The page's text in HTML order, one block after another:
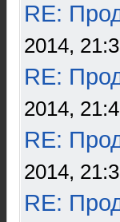
RE:
2014,
RE:
2014,
RE:
2014,
RE: